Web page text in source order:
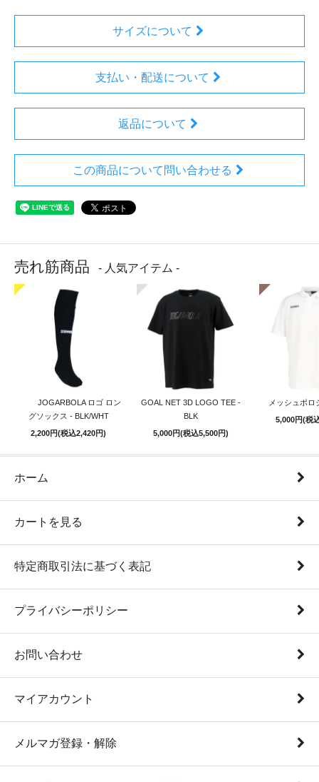
サイズについて
支払い・配送について
返品について
この商品について問い合わせる
売れ筋商品 - 人気アイテム -
JOGARBOLA ロゴ ロン
グソックス - BLK/WHT
2,200円(税込2,420円)
GOAL NET 3D LOGO TEE -
BLK
5,000円(税込5,500円)
メッシュポロ
5,000円(税
ホーム
カートを見る
特定商取引法に基づく表記
プライバシーポリシー
お問い合わせ
マイアカウント
メルマガ登録・解除